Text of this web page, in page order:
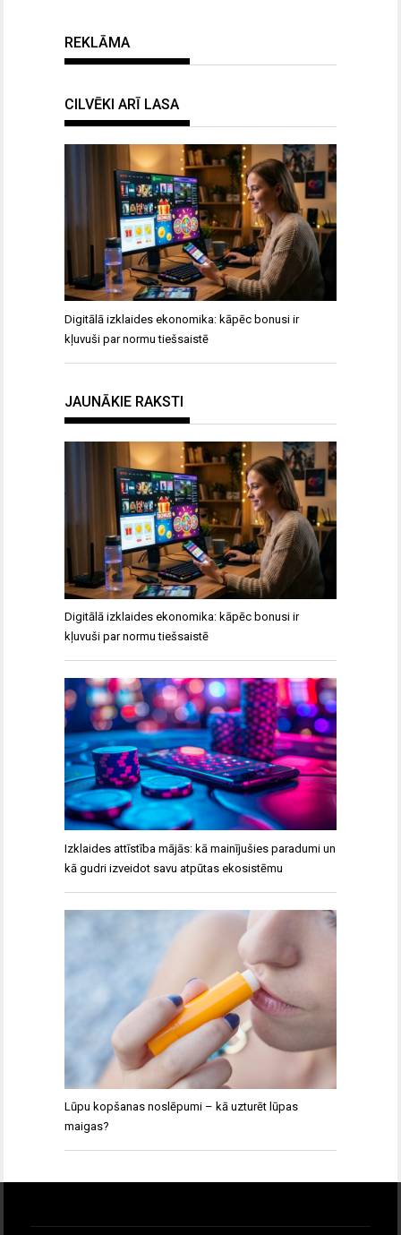
REKLĀMA
CILVĒKI ARĪ LASA
Digitālā izklaides ekonomika: kāpēc bonusi ir
kļuvuši par normu tiešsaistē
JAUNĀKIE RAKSTI
Digitālā izklaides ekonomika: kāpēc bonusi ir
kļuvuši par normu tiešsaistē
Izklaides attīstība mājās: kā mainījušies paradumi un
kā gudri izveidot savu atpūtas ekosistēmu
Lūpu kopšanas noslēpumi – kā uzturēt lūpas
maigas?